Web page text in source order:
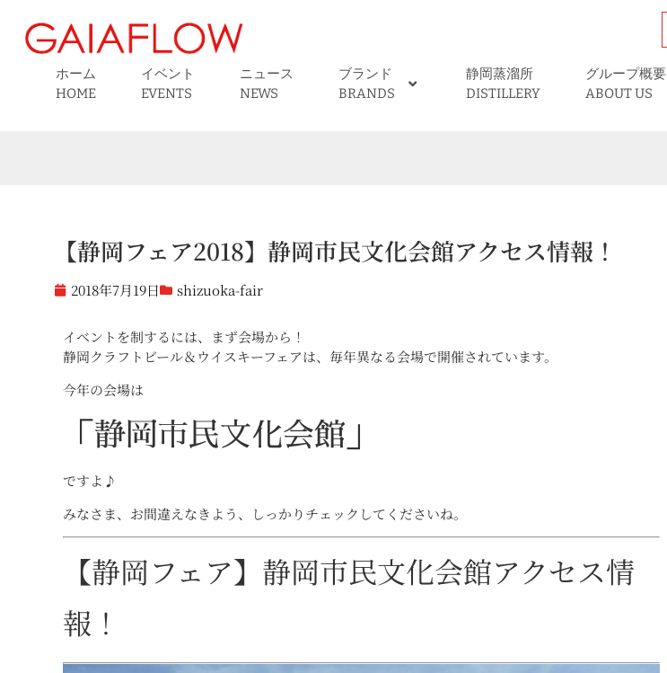
ホーム
HOME
イベント
EVENTS
ニュース
NEWS
ブランド
BRANDS
静岡蒸溜所
DISTILLERY
グループ概要
ABOUT US
【静岡フェア2018】静岡市民文化会館アクセス情報！
2018年7月19日 shizuoka-fair
イベントを制するには、まず会場から！
静岡クラフトビール＆ウイスキーフェアは、毎年異なる会場で開催されています。
今年の会場は
「静岡市民文化会館」
ですよ♪
みなさま、お間違えなきよう、しっかりチェックしてくださいね。
【静岡フェア】静岡市民文化会館アクセス情
報！